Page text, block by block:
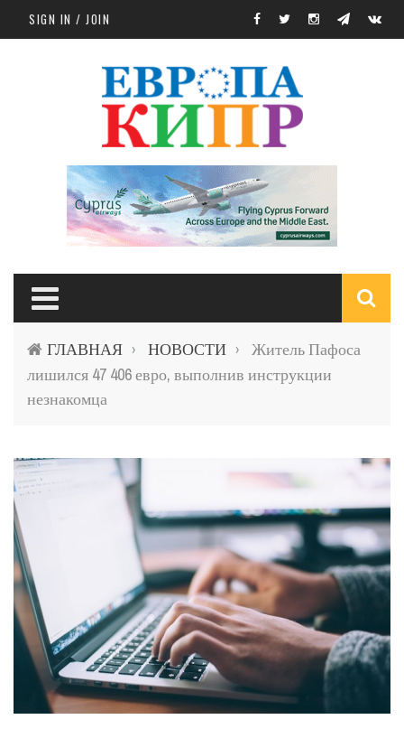
Skip to main content
SIGN IN / JOIN
ГЛАВНАЯ › НОВОСТИ ›
Житель Пафоса
лишился 47 406 евро, выполнив инструкции
незнакомца